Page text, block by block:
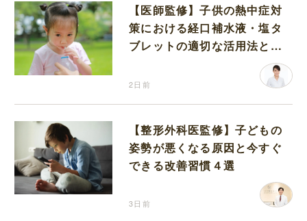
【医師監修】子供の熱中症対
策における経口補水液・塩タ
ブレットの適切な活用法と水
2日前
【整形外科医監修】子どもの
姿勢が悪くなる原因と今すぐ
できる改善習慣４選
3日前